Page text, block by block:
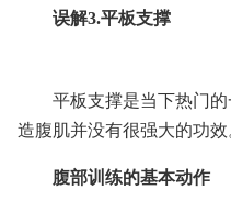
误解3.平板支撑
平板支撑是当下热门
造腹肌并没有很强大的功效
腹部训练的基本动作